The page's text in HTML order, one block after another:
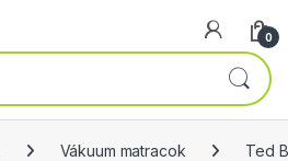
0
Vákuum matracok Ted